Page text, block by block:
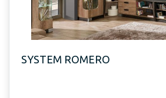
SYSTEM ROMERO